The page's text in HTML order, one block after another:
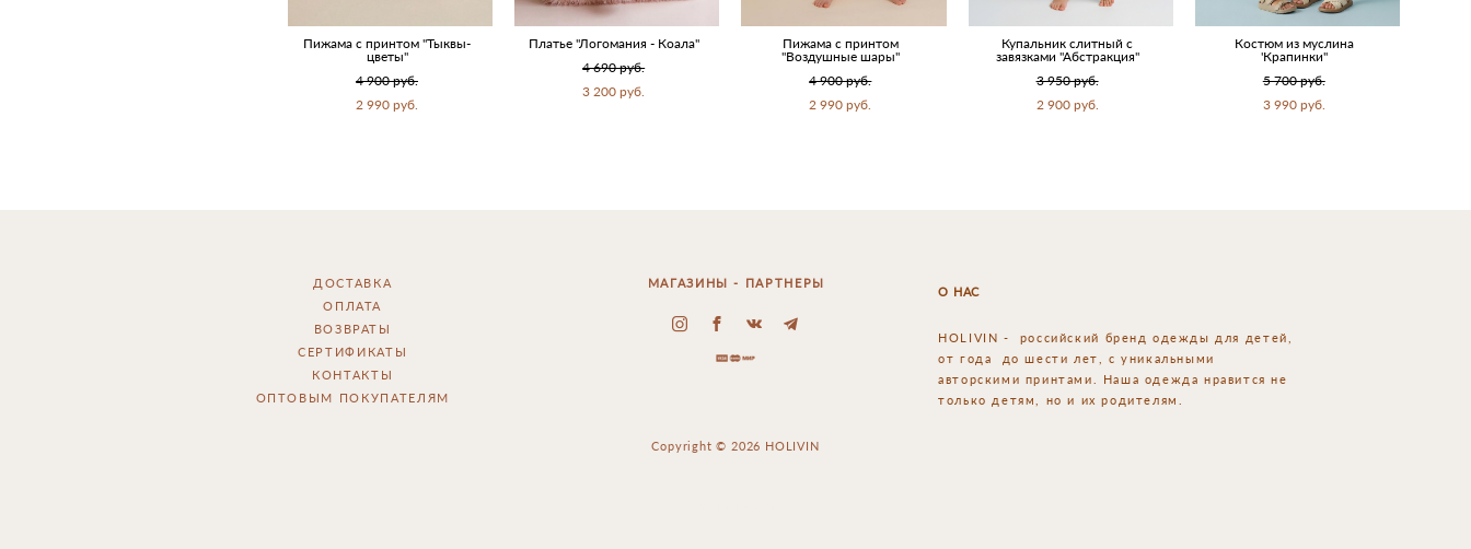
Пижама с принтом "Тыквы-
цветы"
4 900 pуб.
2 990 pуб.
Платье "Логомания - Коала"
4 690 pуб.
3 200 pуб.
Пижама с принтом
"Воздушные шары"
4 900 pуб.
2 990 pуб.
Купальник слитный с
завязками "Абстракция"
3 950 pуб.
2 900 pуб.
Костюм из муслина
'Крапинки"
5 700 pуб.
3 990 pуб.
ДОСТАВКА
ОПЛАТА
ВОЗВРАТЫ
СЕРТИФИКАТЫ
КОНТАКТЫ
ОПТОВЫМ ПОКУПАТЕЛЯМ
МАГАЗИНЫ - ПАРТНЕРЫ
О НАС
HOLIVIN - российский бренд одежды для детей,
от года до шести лет, с уникальными
авторскими принтами. Наша одежда нравится не
только детям, но и их родителям.
Copyright © 2026 HOLIVIN